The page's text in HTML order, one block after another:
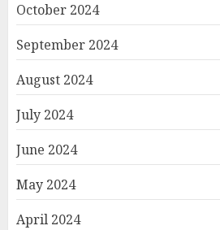
October 2024
September 2024
August 2024
July 2024
June 2024
May 2024
April 2024